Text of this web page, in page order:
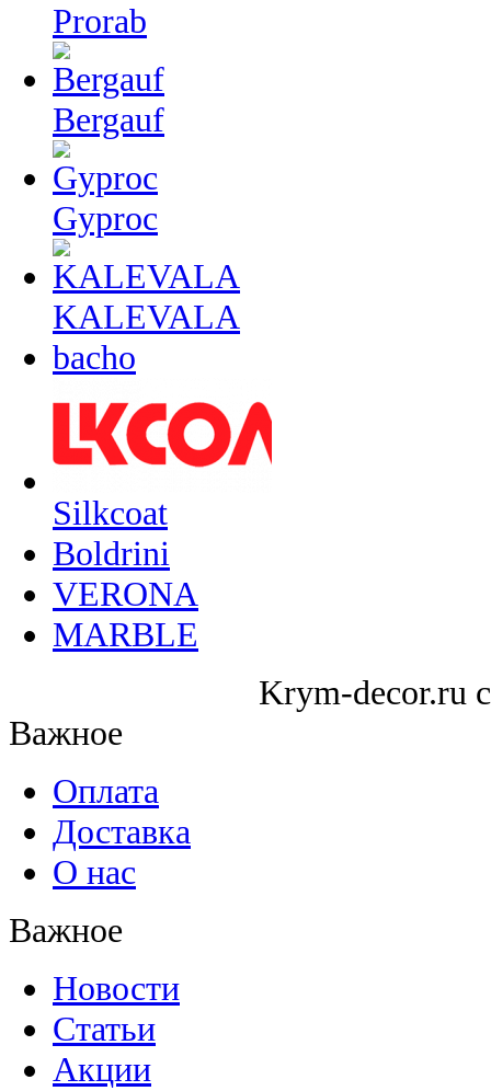
Prorab
Bergauf
Gyproc
KALEVALA
bacho
Silkcoat
Boldrini
VERONA
MARBLE
Krym-decor.ru
Важное
Оплата
Доставка
О нас
Важное
Новости
Статьи
Акции